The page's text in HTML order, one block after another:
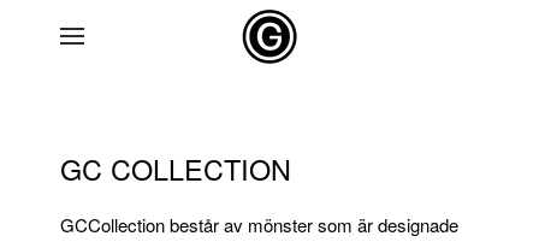
GC COLLECTION
GCCollection består av mönster som är designade